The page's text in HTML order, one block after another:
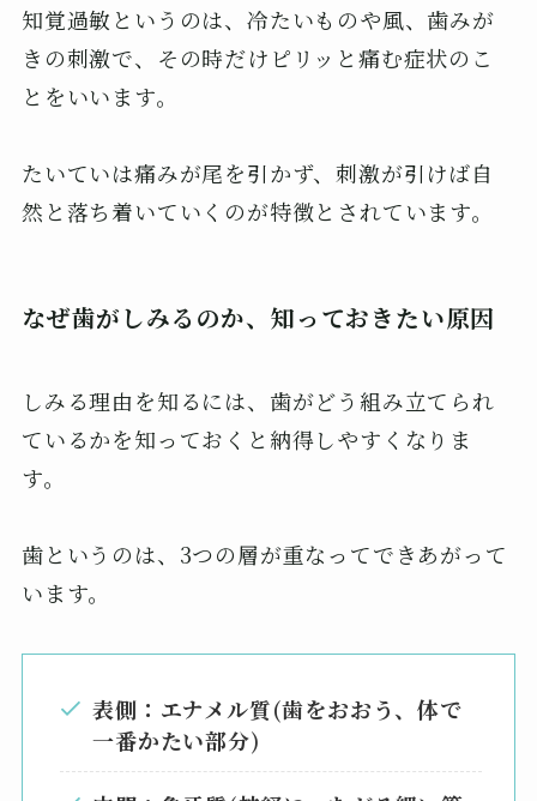
知覚過敏というのは、冷たいものや風、歯みが
きの刺激で、その時だけピリッと痛む症状のこ
とをいいます。
たいていは痛みが尾を引かず、刺激が引けば自
然と落ち着いていくのが特徴とされています。
なぜ歯がしみるのか、知っておきたい原因
しみる理由を知るには、歯がどう組み立てられ
ているかを知っておくと納得しやすくなりま
す。
歯というのは、3つの層が重なってできあがって
います。
表側：エナメル質(歯をおおう、体で
一番かたい部分)